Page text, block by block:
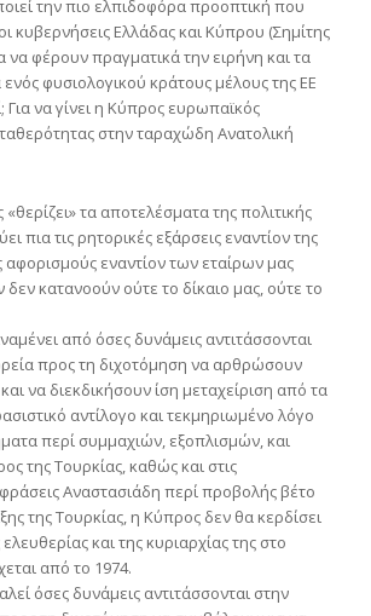
την πιο ελπιδοφόρα προοπτική που
κυβερνήσεις Ελλάδας και Κύπρου (Σημίτης
να φέρουν πραγματικά την ειρήνη και τα
φυσιολογικού κράτους μέλους της ΕΕ
Για να γίνει η Κύπρος ευρωπαϊκός
στην ταραχώδη Ανατολική
τα αποτελέσματα της πολιτικής
πια τις ρητορικές εξάρσεις εναντίον της
αφορισμούς εναντίον των εταίρων μας
δεν κατανοούν ούτε το δίκαιο μας, ούτε το
από όσες δυνάμεις αντιτάσσονται
προς τη διχοτόμηση να αρθρώσουν
να διεκδικήσουν ίση μεταχείριση από τα
αντίλογο και τεκμηριωμένο λόγο
περί συμμαχιών, εξοπλισμών, και
της Τουρκίας, καθώς και στις
Αναστασιάδη περί προβολής βέτο
της Τουρκίας, η Κύπρος δεν θα κερδίσει
και της κυριαρχίας της στο
από το 1974.
όσες δυνάμεις αντιτάσσονται στην